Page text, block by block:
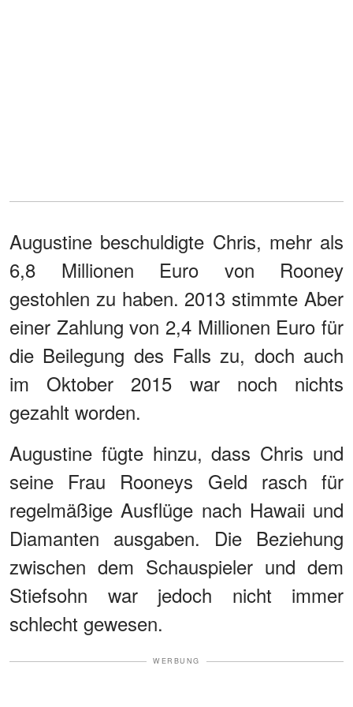
Augustine beschuldigte Chris, mehr als
6,8 Millionen Euro von Rooney
gestohlen zu haben. 2013 stimmte Aber
einer Zahlung von 2,4 Millionen Euro für
die Beilegung des Falls zu, doch auch
im Oktober 2015 war noch nichts
gezahlt worden.
Augustine fügte hinzu, dass Chris und
seine Frau Rooneys Geld rasch für
regelmäßige Ausflüge nach Hawaii und
Diamanten ausgaben. Die Beziehung
zwischen dem Schauspieler und dem
Stiefsohn war jedoch nicht immer
schlecht gewesen.
WERBUNG